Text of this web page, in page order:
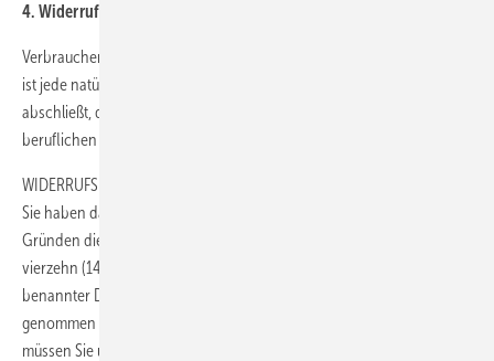
4. Widerrufsrecht
Verbrauchern steht ein gesetzliches Widerrufsrecht zu. Verbraucher
ist jede natürliche Person, die ein Rechtsgeschäft zu einem Zwecke
abschließt, der weder ihrer gewerblichen noch ihrer selbständigen
beruflichen Tätigkeit zugerechnet werden kann (§ 13 BGB).
WIDERRUFSBELEHRUNG4.1. Widerrufsrecht
Sie haben das Recht, binnen vierzehn (14) Tagen ohne Angabe von
Gründen diesen Vertrag zu widerrufen. Die Widerrufsfrist beträgt
vierzehn (14) Tage ab dem Tag, an dem Sie oder ein von Ihnen
benannter Dritter, der nicht der Beförderer ist, die erste Ware in Besitz
genommen haben bzw. hat. Um Ihr Widerrufsrecht auszuüben,
müssen Sie uns (Alfons W. Gentner Verlag GmbH & Co. KG, Forststr.